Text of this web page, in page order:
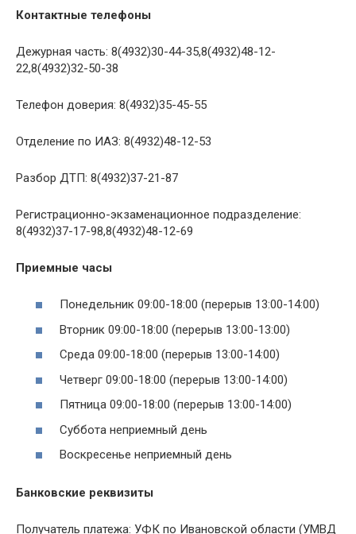
Контактные телефоны
Дежурная часть: 8(4932)30-44-35,8(4932)48-12-
22,8(4932)32-50-38
Телефон доверия: 8(4932)35-45-55
Отделение по ИАЗ: 8(4932)48-12-53
Разбор ДТП: 8(4932)37-21-87
Регистрационно-экзаменационное подразделение:
8(4932)37-17-98,8(4932)48-12-69
Приемные часы
Понедельник 09:00-18:00 (перерыв 13:00-14:00)
Вторник 09:00-18:00 (перерыв 13:00-13:00)
Среда 09:00-18:00 (перерыв 13:00-14:00)
Четверг 09:00-18:00 (перерыв 13:00-14:00)
Пятница 09:00-18:00 (перерыв 13:00-14:00)
Суббота неприемный день
Воскресенье неприемный день
Банковские реквизиты
Получатель платежа: УФК по Ивановской области (УМВД